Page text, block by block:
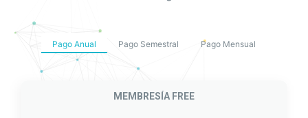
Pago Anual Pago Semestral Pago Mensual
MEMBRESÍA FREE